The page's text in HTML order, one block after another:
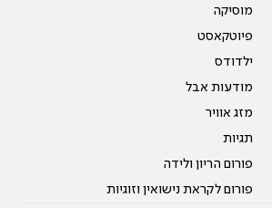
מוסיקה
פיוטקאסט
ילדודס
מודעות אבל
מזג אוויר
תגיות
פורום הריון ולידה
פורום לקראת נישואין וזוגיות